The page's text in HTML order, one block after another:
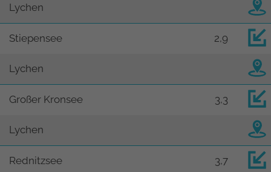
Lychen
Stiepensee 2,9
Lychen
Großer Kronsee 3,3
Lychen
Rednitzsee 3,7